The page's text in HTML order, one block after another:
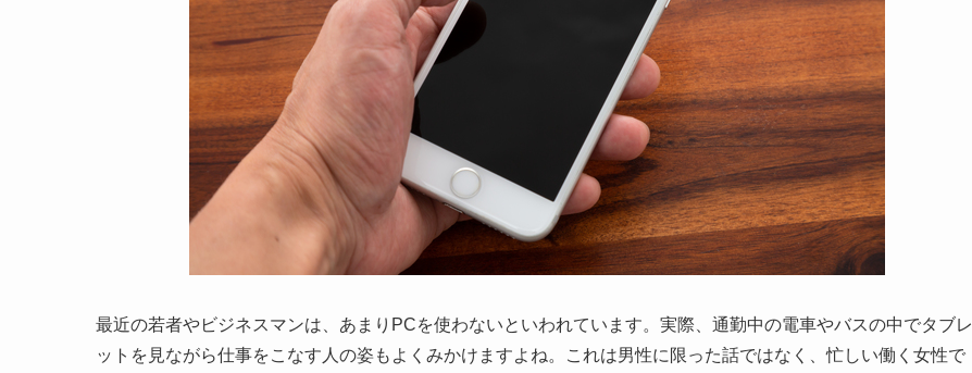
最近の若者やビジネスマンは、あまりPCを使わないといわれています。実際、通勤中の電車やバスの中でタブレ
ットを見ながら仕事をこなす人の姿もよくみかけますよね。これは男性に限った話ではなく、忙しい働く女性で